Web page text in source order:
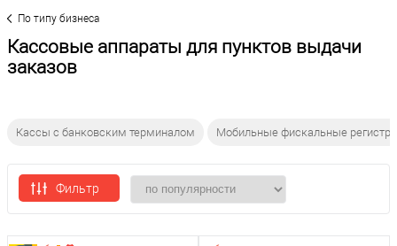
По типу бизнеса
Кассовые аппараты для пунктов выдачи
заказов
Кассы с банковским терминалом Мобильные фискальные
Фильтр